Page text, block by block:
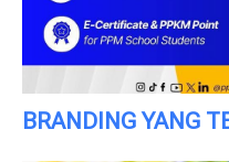
BRANDING YANG